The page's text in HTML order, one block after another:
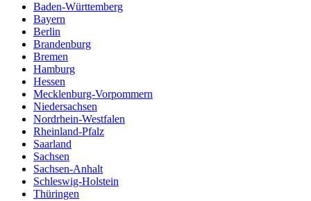
Baden-Württemberg
Bayern
Berlin
Brandenburg
Bremen
Hamburg
Hessen
Mecklenburg-Vorpommern
Niedersachsen
Nordrhein-Westfalen
Rheinland-Pfalz
Saarland
Sachsen
Sachsen-Anhalt
Schleswig-Holstein
Thüringen